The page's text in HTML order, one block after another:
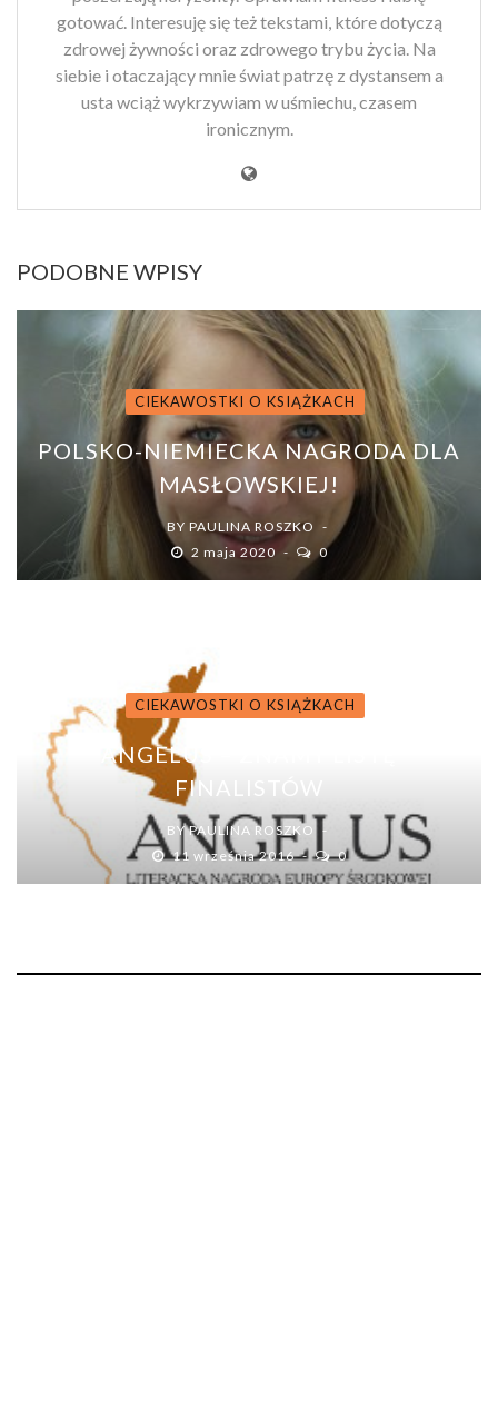
gotować. Interesuję się też tekstami, które dotyczą
zdrowej żywności oraz zdrowego trybu życia. Na
siebie i otaczający mnie świat patrzę z dystansem a
usta wciąż wykrzywiam w uśmiechu, czasem
ironicznym.
PODOBNE WPISY
CIEKAWOSTKI O KSIĄŻKACH
POLSKO-NIEMIECKA NAGRODA DLA
MASŁOWSKIEJ!
BY PAULINA ROSZKO
2 maja 2020
0
CIEKAWOSTKI O KSIĄŻKACH
ANGELUS – ZNAMY LISTĘ
FINALISTÓW
BYPAULINA ROSZKO
11 września 2016
0